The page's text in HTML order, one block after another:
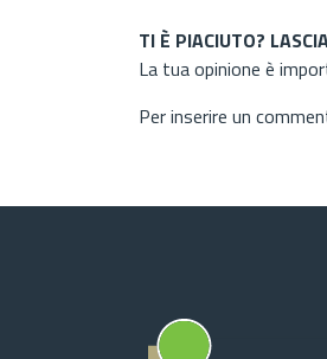
TI È PIACIUTO?
La tua opinione è
Per inserire un